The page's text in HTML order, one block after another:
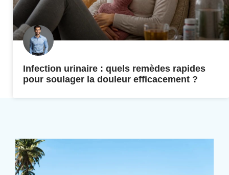
Infection urinaire : quels remèdes rapides
pour soulager la douleur efficacement ?